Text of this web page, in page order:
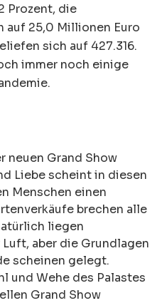
Prozent, die
25,0 Millionen Euro
sich auf 427.316.
immer noch einige
neuen Grand Show
Liebe scheint in diesen
Menschen einen
brechen alle
liegen
aber die Grundlagen
scheinen gelegt.
und Wehe des Palastes
Grand Show